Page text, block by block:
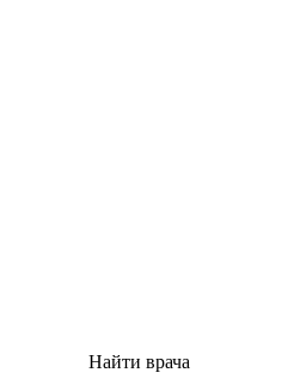
Найти врача